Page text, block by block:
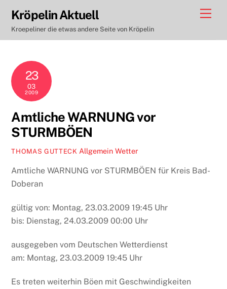
content
Kröpelin Aktuell
Kroepeliner die etwas andere Seite von Kröpelin
23
03
2009
Amtliche WARNUNG vor
STURMBÖEN
THOMAS GUTTECK Allgemein Wetter
Amtliche WARNUNG vor STURMBÖEN für Kreis Bad-
Doberan
gültig von: Montag, 23.03.2009 19:45 Uhr
bis: Dienstag, 24.03.2009 00:00 Uhr
ausgegeben vom Deutschen Wetterdienst
am: Montag, 23.03.2009 19:45 Uhr
Es treten weiterhin Böen mit Geschwindigkeiten